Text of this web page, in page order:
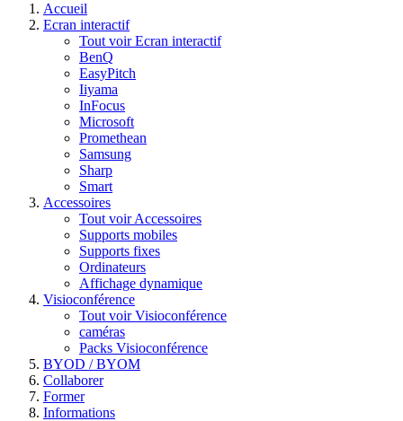
Accueil
Ecran interactif
Tout voir Ecran interactif
BenQ
EasyPitch
Iiyama
InFocus
Microsoft
Promethean
Samsung
Sharp
Smart
Accessoires
Tout voir Accessoires
Supports mobiles
Supports fixes
Ordinateurs
Affichage dynamique
Visioconférence
Tout voir Visioconférence
caméras
Packs Visioconférence
BYOD / BYOM
Collaborer
Former
Informations